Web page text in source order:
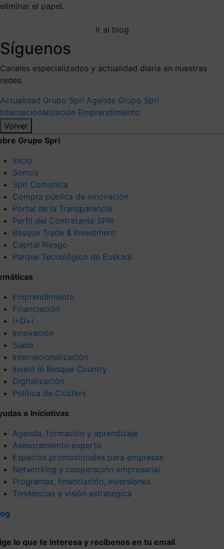
eliminar el papel.
Ir al blog
Síguenos
Canales especializados y actualidad diaria en nuestras
redes.
Actualidad Grupo Spri Agenda Grupo Spri
Internacionalización Emprendimiento
Volver
Grupo Spri
Inicio
Somos
Spri Comunica
Compra pública de innovación
Portal de la Transparencia
Perfil del Contratante SPRI
Basque Trade & Investment
Capital Riesgo
Parque Tecnológico de Euskadi
Emprendimiento
Financiación
I+D+i
Innovación
Suelo
Internacionalización
Invest in Basque Country
Digitalización
Política de Clústers
e Iniciativas
Agenda, formación y aprendizaje
Asesoramiento experto
Espacios promocionales para empresas
Networking y cooperación empresarial
Programas, financiación, inversiones
Tendencias y visión estratégica
lo que te interesa y recíbenos en tu email